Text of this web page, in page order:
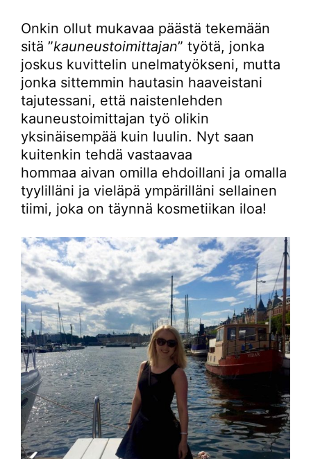
Onkin ollut mukavaa päästä tekemään
sitä ”kauneustoimittajan” työtä, jonka
joskus kuvittelin unelmatyökseni, mutta
jonka sittemmin hautasin haaveistani
tajutessani, että naistenlehden
kauneustoimittajan työ olikin
yksinäisempää kuin luulin. Nyt saan
kuitenkin tehdä vastaavaa
hommaa aivan omilla ehdoillani ja omalla
tyylilläni ja vieläpä ympärilläni sellainen
tiimi, joka on täynnä kosmetiikan iloa!